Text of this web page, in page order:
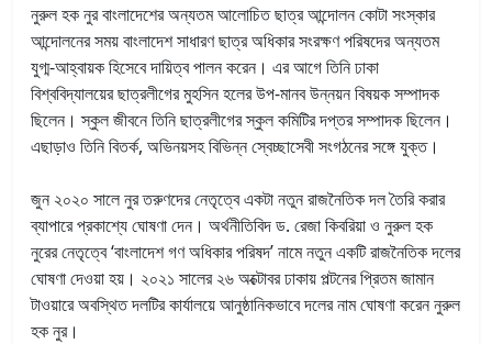
নুরুল হক নুর বাংলাদেশের অন্যতম আলোচিত ছাত্র আন্দোলন কোটা সংস্কার
আন্দোলনের সময় বাংলাদেশ সাধারণ ছাত্র অধিকার সংরক্ষণ পরিষদের অন্যতম
যুগ্ম-আহ্বায়ক হিসেবে দায়িত্ব পালন করেন। এর আগে তিনি ঢাকা
বিশ্ববিদ্যালয়ের ছাত্রলীগের মুহসিন হলের উপ-মানব উন্নয়ন বিষয়ক সম্পাদক
ছিলেন। স্কুল জীবনে তিনি ছাত্রলীগের স্কুল কমিটির দপ্তর সম্পাদক ছিলেন।
এছাড়াও তিনি বিতর্ক, অভিনয়সহ বিভিন্ন স্বেচ্ছাসেবী সংগঠনের সঙ্গে যুক্ত।
জুন ২০২০ সালে নুর তরুণদের নেতৃত্বে একটা নতুন রাজনৈতিক দল তৈরি করার
ব্যাপারে প্রকাশ্যে ঘোষণা দেন। অর্থনীতিবিদ ড. রেজা কিবরিয়া ও নুরুল হক
নুরের নেতৃত্বে ‘বাংলাদেশ গণ অধিকার পরিষদ’ নামে নতুন একটি রাজনৈতিক দলের
ঘোষণা দেওয়া হয়। ২০২১ সালের ২৬ অক্টোবর ঢাকায় পল্টনের প্রিতম জামান
টাওয়ারে অবস্থিত দলটির কার্যালয়ে আনুষ্ঠানিকভাবে দলের নাম ঘোষণা করেন নুরুল
হক নুর।